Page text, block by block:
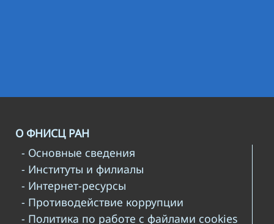
О ФНИСЦ РАН
- Основные сведения
- Институты и филиалы
- Интернет-ресурсы
- Противодействие коррупции
- Политика по работе с файлами cookies